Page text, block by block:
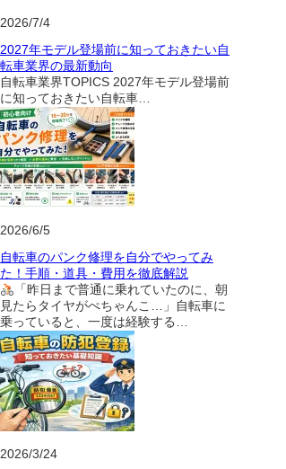
2026/7/4
2027年モデル登場前に知っておきたい自
転車業界の最新動向
自転車業界TOPICS 2027年モデル登場前
に知っておきたい自転車…
2026/6/5
自転車のパンク修理を自分でやってみ
た！手順・道具・費用を徹底解説
「昨日まで普通に乗れていたのに、朝
見たらタイヤがぺちゃんこ…」自転車に
乗っていると、一度は経験する…
2026/3/24